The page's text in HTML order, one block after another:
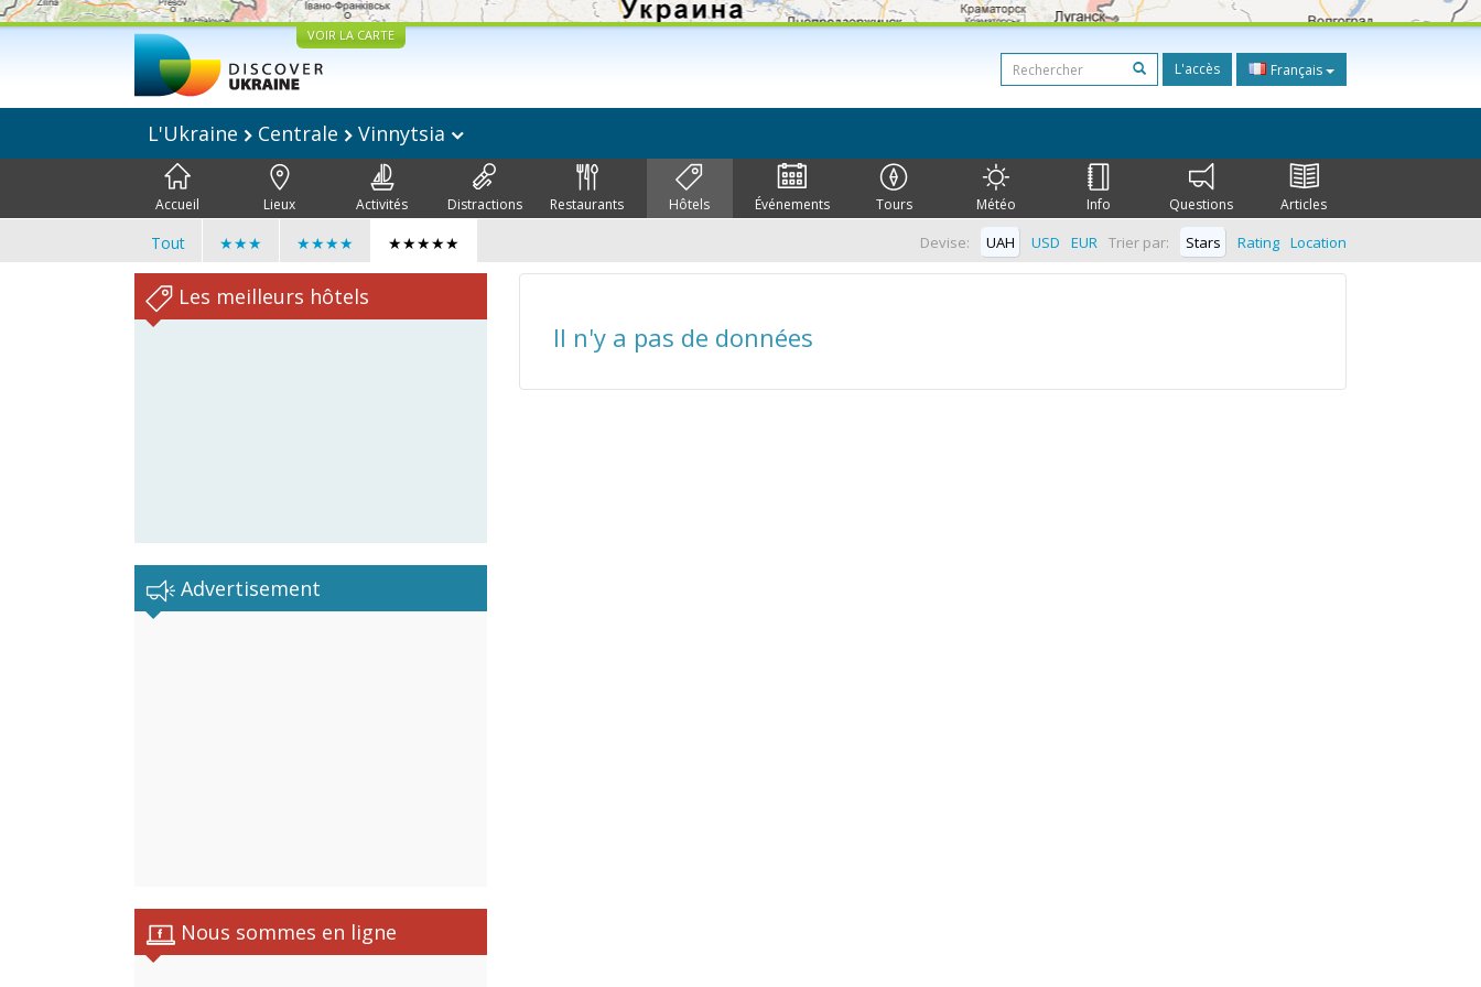
VOIR LA CARTE
L'accès Français
L'Ukraine Centrale Vinnytsia
Accueil Lieux Activités Distractions Restaurants Hôtels Événements Tours Météo Info Questions Articles
Tout ★★★ ★★★★ ★★★★★ Trier par: Stars Rating Location
Devise: UAH USD EUR
Les meilleurs hôtels
Advertisement
Nous sommes en ligne
Il n'y a pas de données